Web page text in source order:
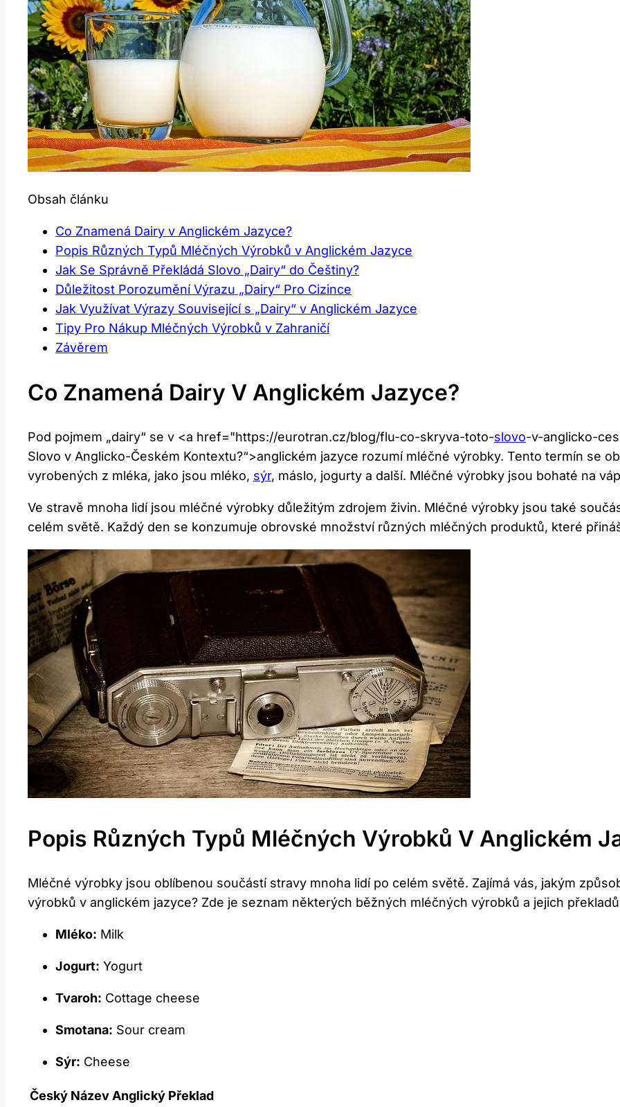
Obsah článku
Co Znamená Dairy v Anglickém Jazyce?
Popis Různých Typů Mléčných Výrobků v Anglickém Jazyce
Jak Se Správně Překládá Slovo „Dairy“ do Češtiny?
Důležitost Porozumění Výrazu „Dairy“ Pro Cizince
Jak Využívat Výrazy Související s „Dairy“ v Anglickém Jazyce
Tipy Pro Nákup Mléčných Výrobků v Zahraničí
Závěrem
Co Znamená Dairy V Anglickém Jazyce?
Pod pojmem „dairy“ se v <a href="https://eurotran.cz/blog/flu-co-skryva-toto-slovo-v-anglicko-
Slovo v Anglicko-Českém Kontextu?“>anglickém jazyce rozumí mléčné výrobky. Tento termín se
vyrobených z mléka, jako jsou mléko, sýr, máslo, jogurty a další. Mléčné výrobky jsou bohaté na
Ve stravě mnoha lidí jsou mléčné výrobky důležitým zdrojem živin. Mléčné výrobky jsou také
celém světě. Každý den se konzumuje obrovské množství různých mléčných produktů, které
Popis Různých Typů Mléčných Výrobků V Anglickém
Mléčné výrobky jsou oblíbenou součástí stravy mnoha lidí po celém světě. Zajímá vás, jakým
výrobků v anglickém jazyce? Zde je seznam některých běžných mléčných výrobků a jejich
Mléko: Milk
Jogurt: Yogurt
Tvaroh: Cottage cheese
Smotana: Sour cream
Sýr: Cheese
Český NázevAnglický Překlad